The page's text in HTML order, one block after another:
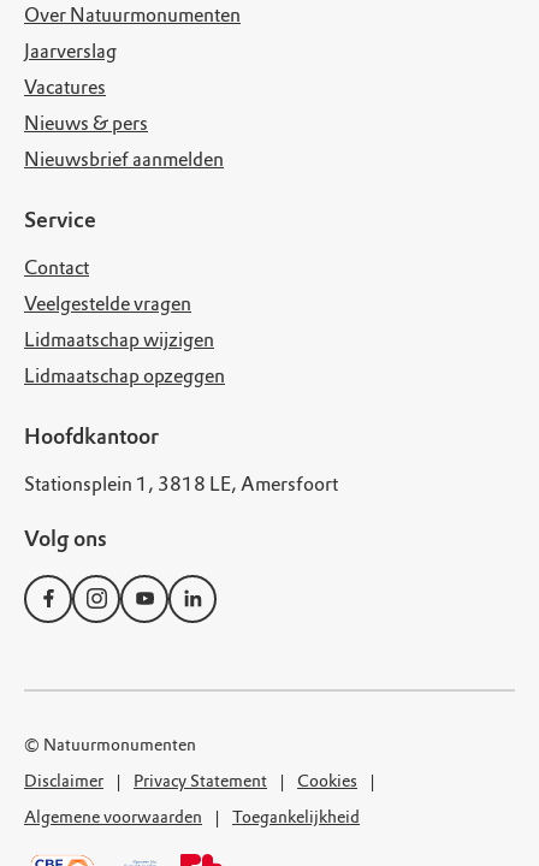
Over Natuurmonumenten
Jaarverslag
Vacatures
Nieuws & pers
Nieuwsbrief aanmelden
Service
Contact
Veelgestelde vragen
Lidmaatschap wijzigen
Lidmaatschap opzeggen
Hoofdkantoor
Stationsplein 1, 3818 LE, Amersfoort
Volg ons
© Natuurmonumenten
Disclaimer
Privacy Statement
Cookies
Algemene voorwaarden
Toegankelijkheid